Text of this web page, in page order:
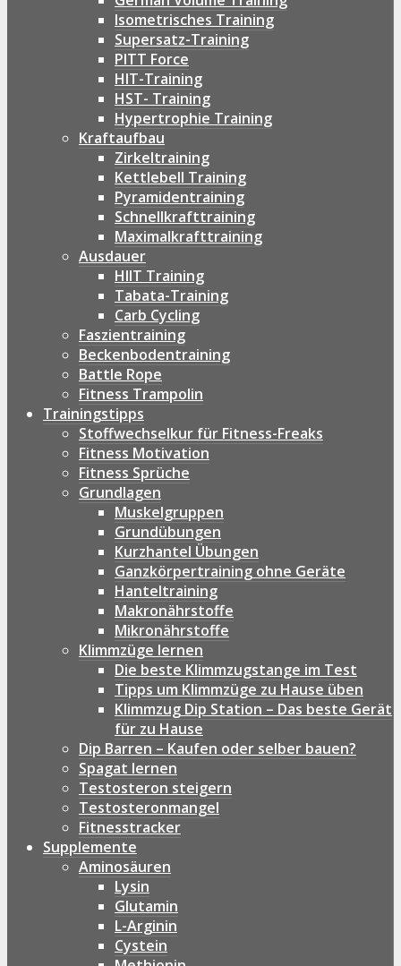
Isometrisches Training
Supersatz-Training
PITT Force
HIT-Training
HST- Training
Hypertrophie Training
Kraftaufbau
Zirkeltraining
Kettlebell Training
Pyramidentraining
Schnellkrafttraining
Maximalkrafttraining
Ausdauer
HIIT Training
Tabata-Training
Carb Cycling
Faszientraining
Beckenbodentraining
Battle Rope
Fitness Trampolin
Trainingstipps
Stoffwechselkur für Fitness-Freaks
Fitness Motivation
Fitness Sprüche
Grundlagen
Muskelgruppen
Grundübungen
Kurzhantel Übungen
Ganzkörpertraining ohne Geräte
Hanteltraining
Makronährstoffe
Mikronährstoffe
Klimmzüge lernen
Die beste Klimmzugstange im Test
Tipps um Klimmzüge zu Hause üben
Klimmzug Dip Station – Das beste Gerät
für zu Hause
Dip Barren – Kaufen oder selber bauen?
Spagat lernen
Testosteron steigern
Testosteronmangel
Fitnesstracker
Supplemente
Aminosäuren
Lysin
Glutamin
L-Arginin
Cystein